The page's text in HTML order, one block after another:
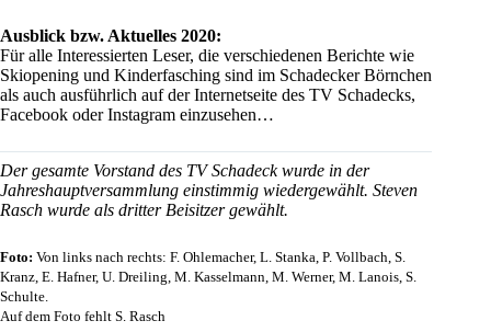
Ausblick bzw. Aktuelles 2020:
Für alle Interessierten Leser, die verschiedenen Berichte wie
Skiopening und Kinderfasching sind im Schadecker Börnchen
als auch ausführlich auf der Internetseite des TV Schadecks,
Facebook oder Instagram einzusehen…
Der gesamte Vorstand des TV Schadeck wurde in der
Jahreshauptversammlung einstimmig wiedergewählt. Steven
Rasch wurde als dritter Beisitzer gewählt.
Foto: Von links nach rechts: F. Ohlemacher, L. Stanka, P. Vollbach, S.
Kranz, E. Hafner, U. Dreiling, M. Kasselmann, M. Werner, M. Lanois, S.
Schulte.
Auf dem Foto fehlt S. Rasch